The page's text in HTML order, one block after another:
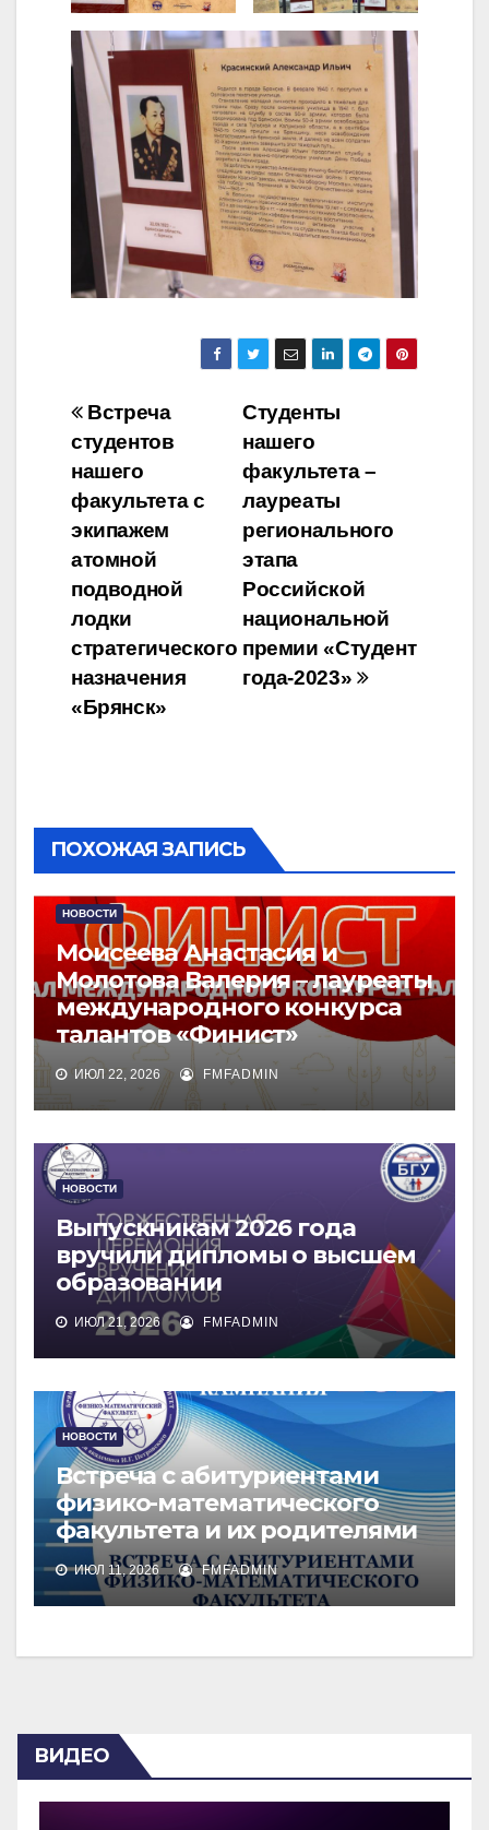
Навигация
по
записям
Студенты
нашего
факультета –
лауреаты
регионального
этапа
Российской
национальной
премии «Студент
года-2023»
Встреча
студентов
нашего
факультета с
экипажем
атомной
подводной
лодки
стратегического
назначения
«Брянск»
ПОХОЖАЯ ЗАПИСЬ
НОВОСТИ
Моисеева Анастасия и
Молотова Валерия – лауреаты
международного конкурса
талантов «Финист»
ИЮЛ 22, 2026 FMFADMIN
НОВОСТИ
Выпускникам 2026 года
вручили дипломы о высшем
образовании
ИЮЛ 21, 2026 FMFADMIN
НОВОСТИ
Встреча с абитуриентами
физико-математического
факультета и их родителями
ИЮЛ 11, 2026 FMFADMIN
ВИДЕО